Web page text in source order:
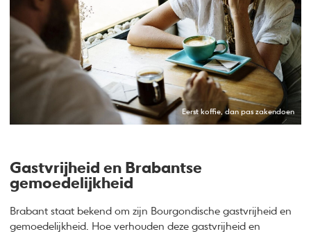
Eerst koffie, dan pas zakendoen
Gastvrijheid en Brabantse
gemoedelijkheid
Brabant staat bekend om zijn Bourgondische gastvrijheid en
gemoedelijkheid. Hoe verhouden deze gastvrijheid en